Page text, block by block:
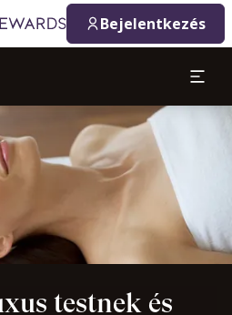
Bejelentkezés
testnek és